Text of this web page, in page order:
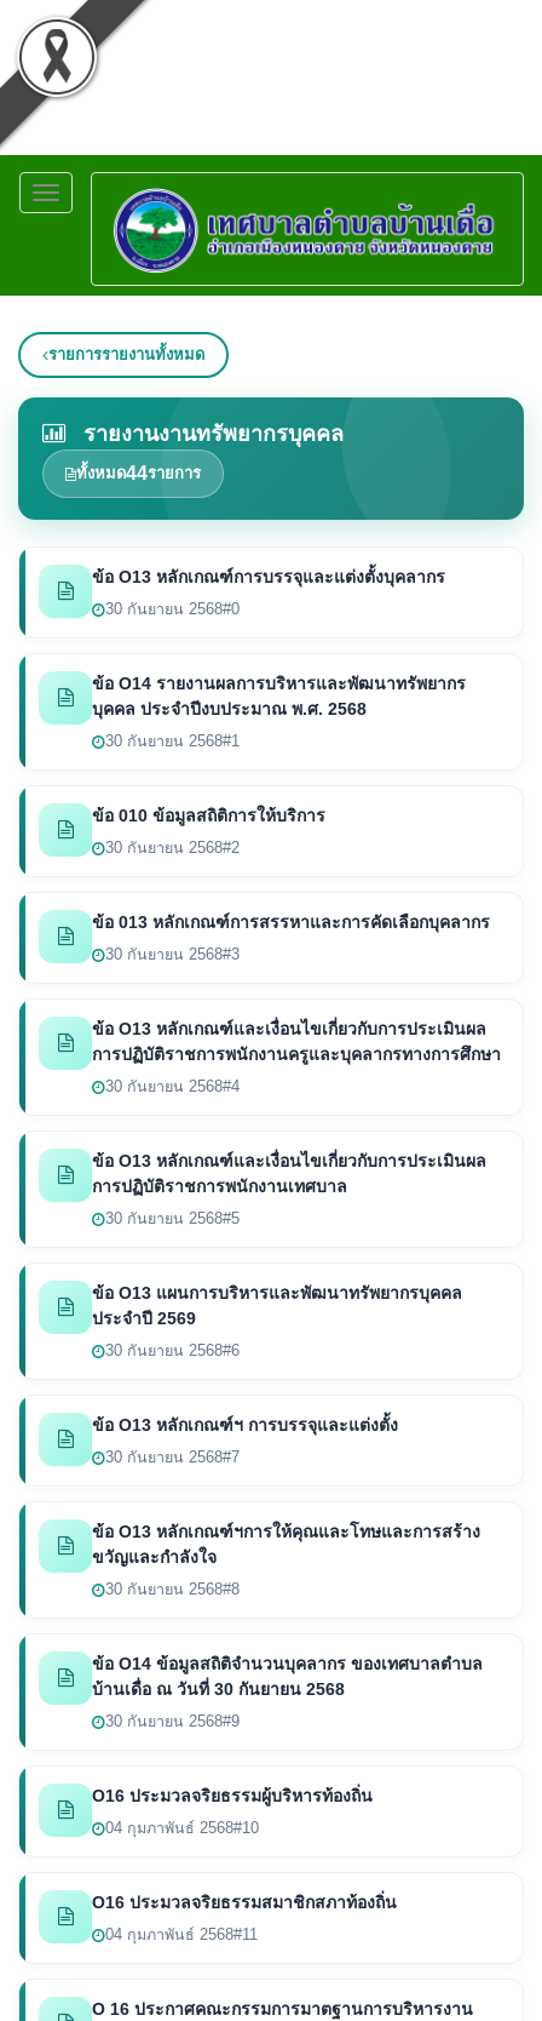
Toggle
navigation
รายการรายงานทั้งหมด
รายงานงานทรัพยากรบุคคล
ทั้งหมด44รายการ
ข้อ O13 หลักเกณฑ์การบรรจุและแต่งตั้งบุคลากร
30 กันยายน 2568#0
ข้อ O14 รายงานผลการบริหารและพัฒนาทรัพยากร
บุคคล ประจำปีงบประมาณ พ.ศ. 2568
30 กันยายน 2568#1
ข้อ 010 ข้อมูลสถิติการให้บริการ
30 กันยายน 2568#2
ข้อ 013 หลักเกณฑ์การสรรหาและการคัดเลือกบุคลากร
30 กันยายน 2568#3
ข้อ O13 หลักเกณฑ์และเงื่อนไขเกี่ยวกับการประเมินผล
การปฏิบัติราชการพนักงานครูและบุคลากรทางการศึกษา
30 กันยายน 2568#4
ข้อ O13 หลักเกณฑ์และเงื่อนไขเกี่ยวกับการประเมินผล
การปฏิบัติราชการพนักงานเทศบาล
30 กันยายน 2568#5
ข้อ O13 แผนการบริหารและพัฒนาทรัพยากรบุคคล
ประจำปี 2569
30 กันยายน 2568#6
ข้อ O13 หลักเกณฑ์ฯ การบรรจุและแต่งตั้ง
30 กันยายน 2568#7
ข้อ O13 หลักเกณฑ์ฯการให้คุณและโทษและการสร้าง
ขวัญและกำลังใจ
30 กันยายน 2568#8
ข้อ O14 ข้อมูลสถิติจำนวนบุคลากร ของเทศบาลตำบล
บ้านเดื่อ ณ วันที่ 30 กันยายน 2568
30 กันยายน 2568#9
O16 ประมวลจริยธรรมผู้บริหารท้องถิ่น
04 กุมภาพันธ์ 2568#10
O16 ประมวลจริยธรรมสมาชิกสภาท้องถิ่น
04 กุมภาพันธ์ 2568#11
O 16 ประกาศคณะกรรมการมาตฐานการบริหารงาน